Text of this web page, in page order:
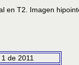
en T2. Imagen
de 2011